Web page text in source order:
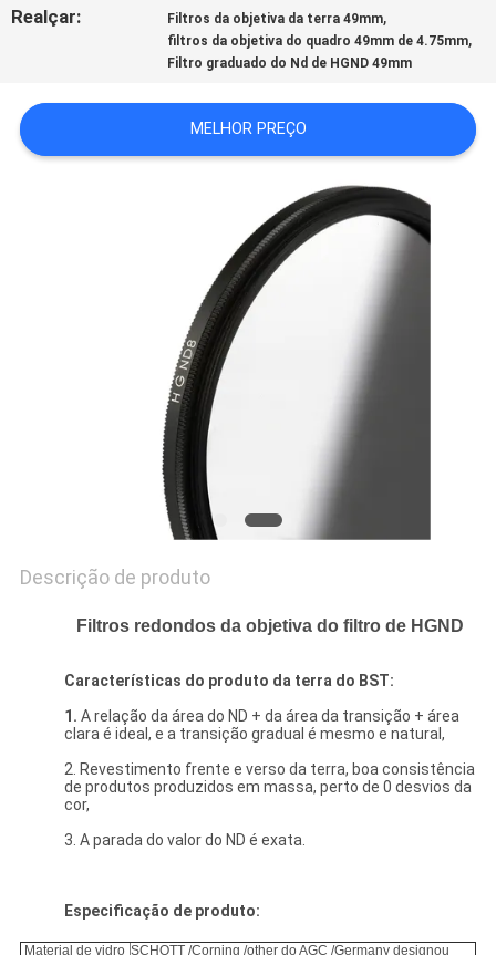
DO
SITE
Realçar: Filtros da objetiva da terra 49mm,
filtros da objetiva do quadro 49mm de 4.75mm,
Filtro graduado do Nd de HGND 49mm
MELHOR PREÇO
Descrição de produto
Filtros redondos da objetiva do filtro de HGND
Características do produto da terra do BST:
1. A relação da área do ND + da área da transição + área
clara é ideal, e a transição gradual é mesmo e natural,
2. Revestimento frente e verso da terra, boa consistência
de produtos produzidos em massa, perto de 0 desvios da
cor,
3. A parada do valor do ND é exata.
Especificação de produto:
Material de vidro SCHOTT /Corning /other do AGC /Germany designou